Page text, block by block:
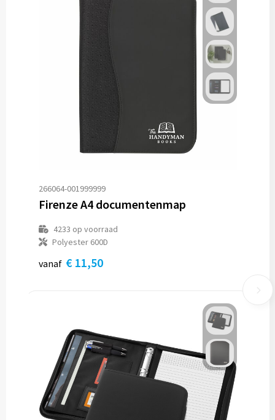
266064-001999999
Firenze A4 documentenmap
4233 op voorraad
Polyester 600D
vanaf € 11,50